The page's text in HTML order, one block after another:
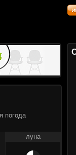
погода
луна